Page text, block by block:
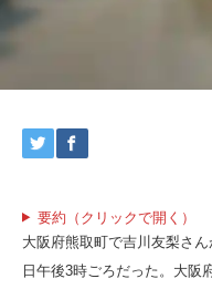
要約（クリックで開く）
大阪府熊取町で吉川友梨さ
日午後3時ごろだった。大阪